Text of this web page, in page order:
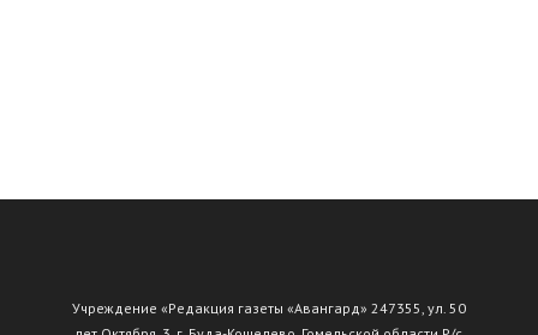
Учреждение «Редакция газеты «Авангард» 247355, ул. 50